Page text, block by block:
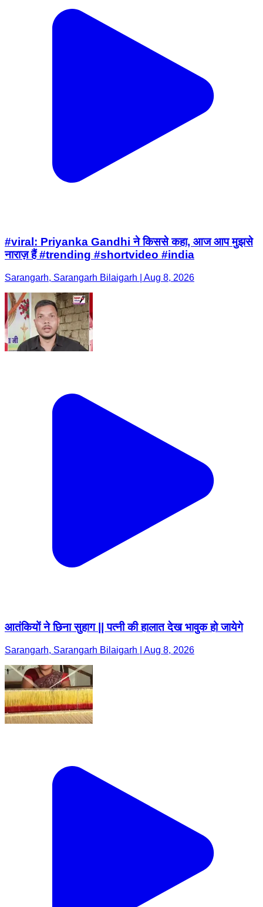
#viral: Priyanka Gandhi ने किससे कहा, आज आप मुझसे
नाराज़ हैं #trending #shortvideo #india
Sarangarh, Sarangarh Bilaigarh | Aug 8, 2026
आतंकियों ने छिना सुहाग || पत्नी की हालात देख भावुक हो जायेगे
Sarangarh, Sarangarh Bilaigarh | Aug 8, 2026